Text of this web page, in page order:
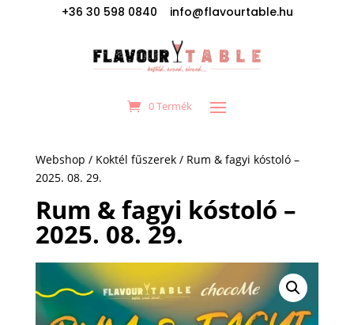
+36 30 598 0840 info@flavourtable.hu
0 Termék
Webshop / Koktél fűszerek/ Rum & fagyi kóstoló –
2025. 08. 29.
Rum & fagyi kóstoló –
2025. 08. 29.